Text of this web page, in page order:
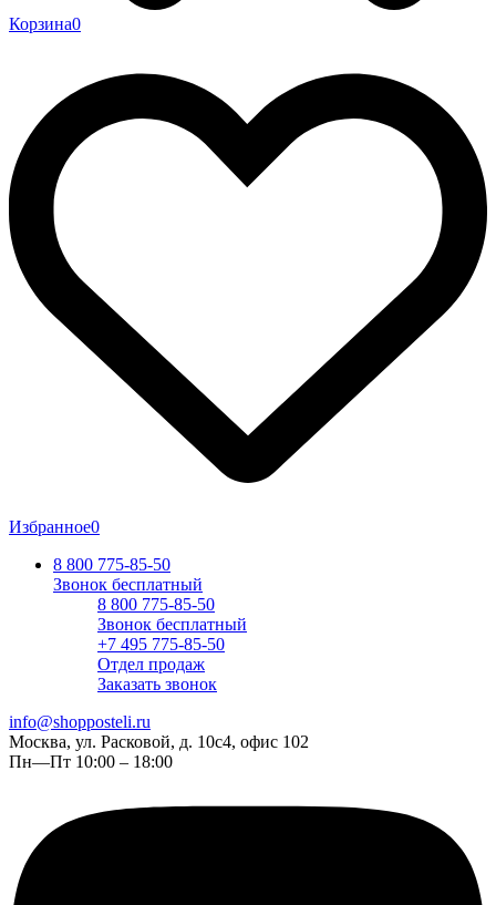
Корзина0
Избранное0
8 800 775-85-50
Звонок бесплатный
8 800 775-85-50
Звонок бесплатный
+7 495 775-85-50
Отдел продаж
Заказать звонок
info@shopposteli.ru
Москва, ул. Расковой, д. 10с4, офис 102
Пн—Пт 10:00 – 18:00